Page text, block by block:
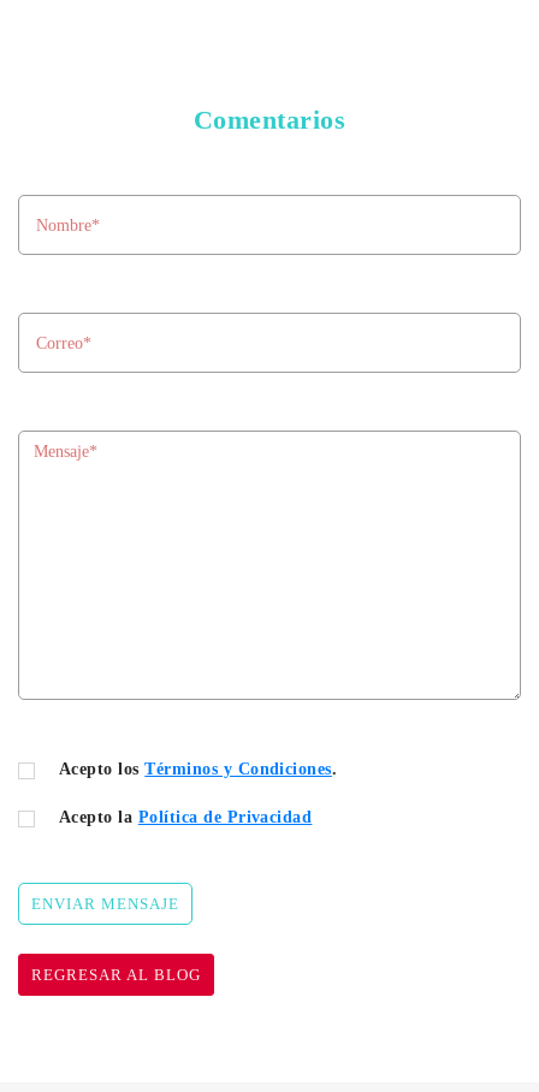
Comentarios
Acepto losTérminos y Condiciones.
Acepto la Política de Privacidad
ENVIAR MENSAJE
REGRESAR AL BLOG